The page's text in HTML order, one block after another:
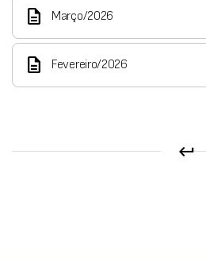
description Março/2026
description Fevereiro/2026
keyboard_return